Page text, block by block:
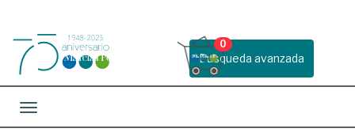
Busqueda avanzada
0
Toggle navigation